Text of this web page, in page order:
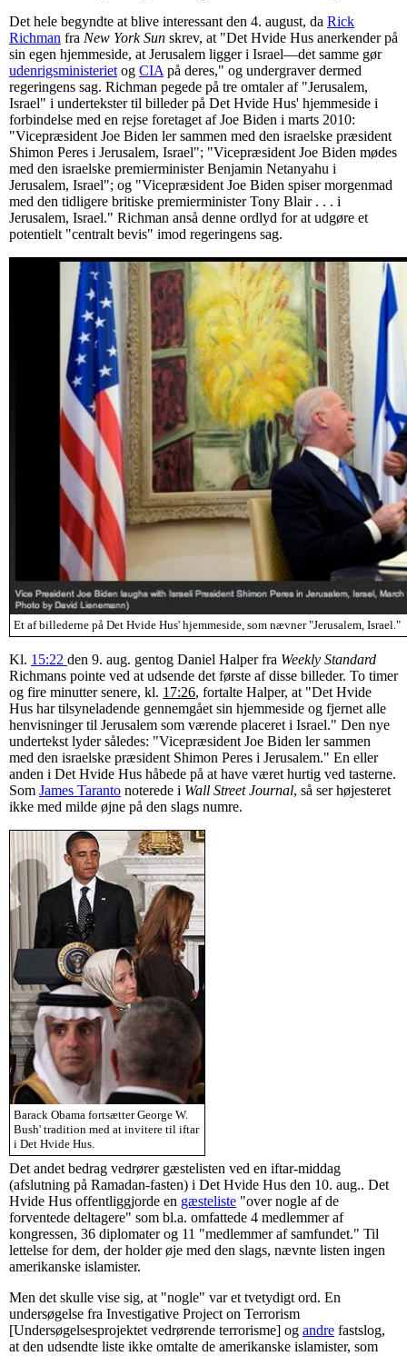
Det hele begyndte at blive interessant den 4. august, da Rick
Richman fra New York Sun skrev, at "Det Hvide Hus anerkender på
sin egen hjemmeside, at Jerusalem ligger i Israel—det samme gør
udenrigsministeriet og CIA på deres," og undergraver dermed
regeringens sag. Richman pegede på tre omtaler af "Jerusalem,
Israel" i undertekster til billeder på Det Hvide Hus' hjemmeside i
forbindelse med en rejse foretaget af Joe Biden i marts 2010:
"Vicepræsident Joe Biden ler sammen med den israelske præsident
Shimon Peres i Jerusalem, Israel"; "Vicepræsident Joe Biden mødes
med den israelske premierminister Benjamin Netanyahu i
Jerusalem, Israel"; og "Vicepræsident Joe Biden spiser morgenmad
med den tidligere britiske premierminister Tony Blair . . . i
Jerusalem, Israel." Richman anså denne ordlyd for at udgøre et
potentielt "centralt bevis" imod regeringens sag.
Et af billederne på Det Hvide Hus' hjemmeside, som nævner "Jerusalem, Israel."
Kl. 15:22 den 9. aug. gentog Daniel Halper fra Weekly Standard
Richmans pointe ved at udsende det første af disse billeder. To timer
og fire minutter senere, kl. 17:26, fortalte Halper, at "Det Hvide
Hus har tilsyneladende gennemgået sin hjemmeside og fjernet alle
henvisninger til Jerusalem som værende placeret i Israel." Den nye
undertekst lyder således: "Vicepræsident Joe Biden ler sammen
med den israelske præsident Shimon Peres i Jerusalem." En eller
anden i Det Hvide Hus håbede på at have været hurtig ved tasterne.
Som James Taranto noterede i Wall Street Journal, så ser højesteret
ikke med milde øjne på den slags numre.
Barack Obama fortsætter George W.
Bush' tradition med at invitere til iftar
i Det Hvide Hus.
Det andet bedrag vedrører gæstelisten ved en iftar-middag
(afslutning på Ramadan-fasten) i Det Hvide Hus den 10. aug.. Det
Hvide Hus offentliggjorde en gæsteliste "over nogle af de
forventede deltagere" som bl.a. omfattede 4 medlemmer af
kongressen, 36 diplomater og 11 "medlemmer af samfundet." Til
lettelse for dem, der holder øje med den slags, nævnte listen ingen
amerikanske islamister.
Men det skulle vise sig, at "nogle" var et tvetydigt ord. En
undersøgelse fra Investigative Project on Terrorism
[Undersøgelsesprojektet vedrørende terrorisme] og andre fastslog,
at den udsendte liste ikke omtalte de amerikanske islamister, som